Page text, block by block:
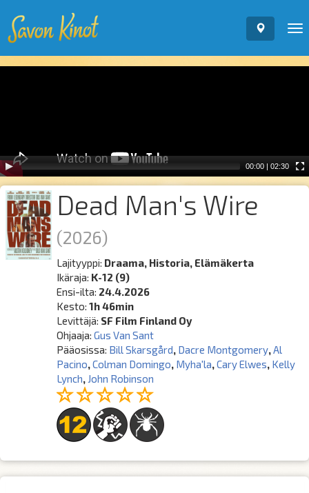
00:00 | 02:30
Dead Man's Wire
(2026)
Lajityyppi: Draama, Historia, Elämäkerta
Ikäraja: K-12 (9)
Ensi-ilta: 24.4.2026
Kesto:1h 46min
Levittäjä: SF Film Finland Oy
Ohjaaja:Gus Van Sant
Pääosissa: Bill Skarsgård, Dacre Montgomery, Al
Pacino,Colman Domingo, Myha'la,Cary Elwes, Kelly
Lynch, John Robinson